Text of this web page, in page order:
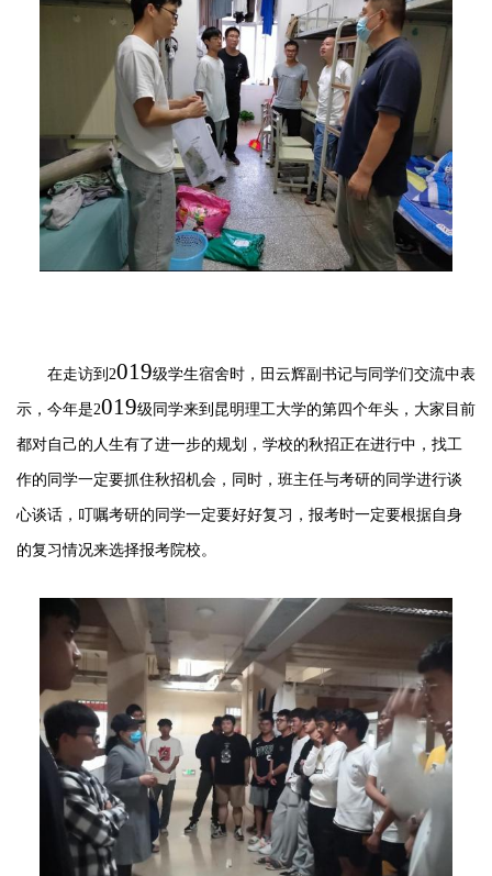
在走访到 2019级学生宿舍时，田云辉副书记与 同学们交流中表
示，今年是2019级同学来到昆明理工大学的第四个年头，大家目前
都对自己的人生有了进一步的规划，学校的秋招正在进行中，找工
作的同学一定要抓住秋招机会，同时，班主任与考研的同学进行谈
心谈话，叮嘱考研的同学一定要好好复习，报考时一定要根据自身
的复习情况来选择报考院校。